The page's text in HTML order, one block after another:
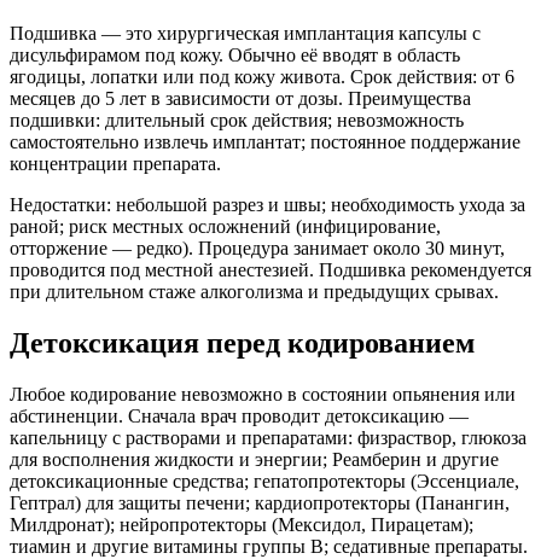
Подшивка — это хирургическая имплантация капсулы с
дисульфирамом под кожу. Обычно её вводят в область
ягодицы, лопатки или под кожу живота. Срок действия: от 6
месяцев до 5 лет в зависимости от дозы. Преимущества
подшивки: длительный срок действия; невозможность
самостоятельно извлечь имплантат; постоянное поддержание
концентрации препарата.
Недостатки: небольшой разрез и швы; необходимость ухода за
раной; риск местных осложнений (инфицирование,
отторжение — редко). Процедура занимает около 30 минут,
проводится под местной анестезией. Подшивка рекомендуется
при длительном стаже алкоголизма и предыдущих срывах.
Детоксикация перед кодированием
Любое кодирование невозможно в состоянии опьянения или
абстиненции. Сначала врач проводит детоксикацию —
капельницу с растворами и препаратами: физраствор, глюкоза
для восполнения жидкости и энергии; Реамберин и другие
детоксикационные средства; гепатопротекторы (Эссенциале,
Гептрал) для защиты печени; кардиопротекторы (Панангин,
Милдронат); нейропротекторы (Мексидол, Пирацетам);
тиамин и другие витамины группы B; седативные препараты.